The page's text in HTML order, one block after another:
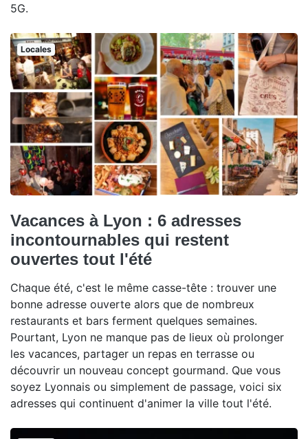
5G.
Locales
Vacances à Lyon : 6 adresses
incontournables qui restent
ouvertes tout l'été
Chaque été, c'est le même casse-tête : trouver une
bonne adresse ouverte alors que de nombreux
restaurants et bars ferment quelques semaines.
Pourtant, Lyon ne manque pas de lieux où prolonger
les vacances, partager un repas en terrasse ou
découvrir un nouveau concept gourmand. Que vous
soyez Lyonnais ou simplement de passage, voici six
adresses qui continuent d'animer la ville tout l'été.